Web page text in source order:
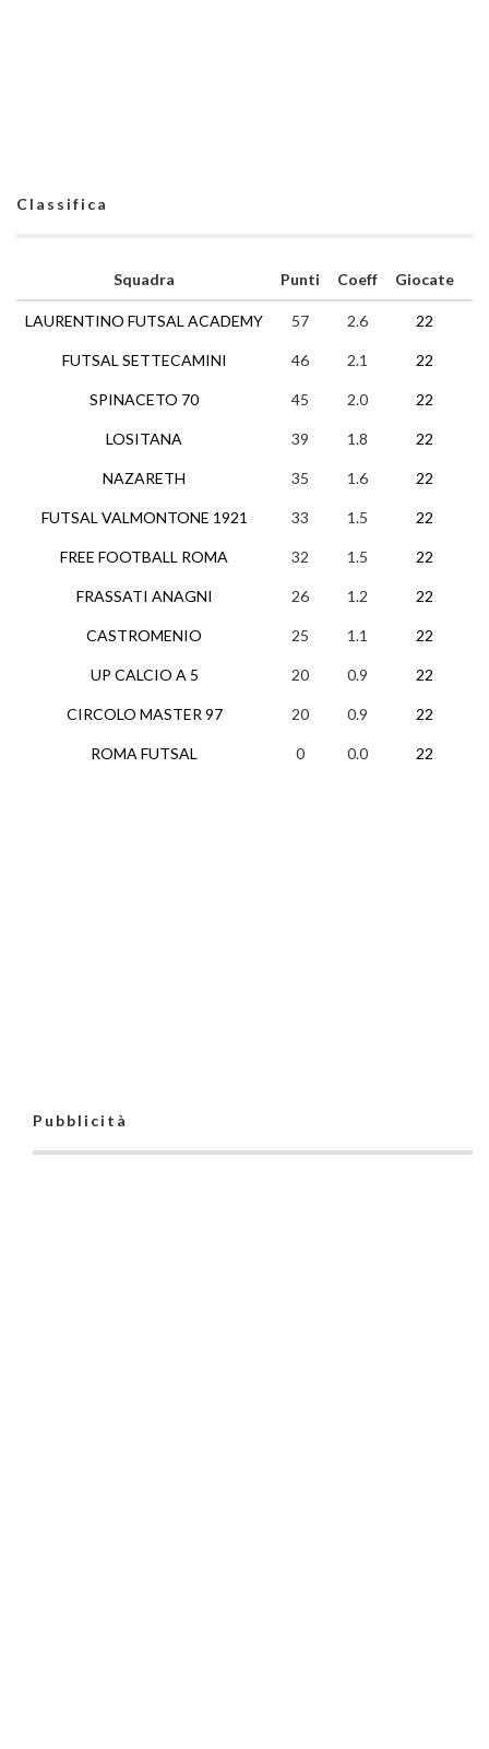
Classifica
Squadra
LAURENTINO FUTSAL ACADEMY
FUTSAL SETTECAMINI
SPINACETO 70
LOSITANA
NAZARETH
FUTSAL VALMONTONE 1921
FREE FOOTBALL ROMA
FRASSATI ANAGNI
CASTROMENIO
UP CALCIO A 5
CIRCOLO MASTER 97
ROMA FUTSAL
Punti Coeff Giocate
57 2.6 22
46 2.1 22
45 2.0 22
39 1.8 22
35 1.6 22
33 1.5 22
32 1.5 22
26 1.2 22
25 1.1 22
20 0.9 22
20 0.9 22
0 0.0 22
Pubblicità